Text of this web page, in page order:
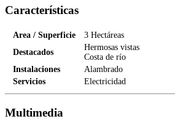
Características
Area / Superficie
3 Hectáreas
Destacados
Hermosas vistas
Costa de río
Instalaciones
Alambrado
Servicios
Electricidad
Multimedia